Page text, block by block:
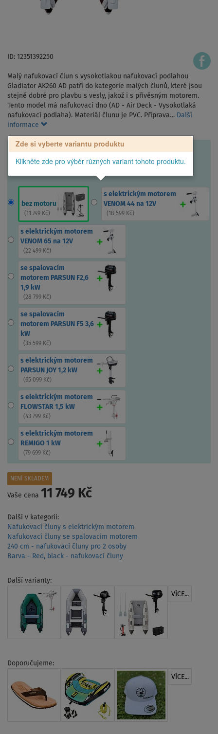
ID: 12351392250
Malý nafukovací člun s vysokotlakou nafukovací podlahou
Gladiator AK260 AD patří do kategorie malých člunů, které jsou
stejně dobré pro plavbu s vesly, jakož i s přívěsným motorem.
Tento model má nafukovací dno (AD - Air Deck - Vysokotlaká
nafukovací podlaha). Materiál člunu je PVC. Příprava… Další
informace
Zde si vyberte variantu produktu
Klikněte zde pro výběr různých variant tohoto produktu.
bez motoru
( 11 749 Kč)
s elektrickým motorem
VENOM 44 na 12V
( 18 599 Kč)
s elektrickým motorem
VENOM 65 na 12V
(22 499 Kč)
se spalovacím
motorem PARSUN F2,6
1,9 kW
(28 799 Kč)
se spalovacím
motorem PARSUN F5 3,6
kW
(35 599 Kč)
s elektrickým motorem
PARSUN JOY 1,2 kW
(65 099 Kč)
s elektrickým motorem
FLOWSTAR 1,5 kW
(43 799 Kč)
s elektrickým motorem
REMIGO 1 kW
(79 699 Kč)
NENÍ SKLADEM
Vaše cena 11 749 Kč
Další v kategorii:
Nafukovací čluny s elektrickým motorem
Nafukovací čluny se spalovacím motorem
240 cm - nafukovací čluny pro 2 osoby
Barva - Red, black - nafukovací čluny
Další varianty:
VÍCE...
Doporučujeme:
VÍCE...